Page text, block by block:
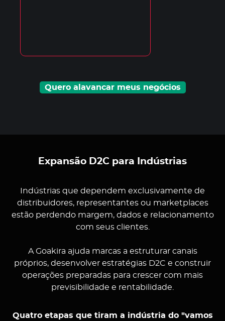
Quero alavancar meus negócios
Expansão D2C para Indústrias
Indústrias que dependem exclusivamente de
distribuidores, representantes ou marketplaces
estão perdendo margem, dados e relacionamento
com seus clientes.
A Goakira ajuda marcas a estruturar canais
próprios, desenvolver estratégias D2C e construir
operações preparadas para crescer com mais
previsibilidade e rentabilidade.
Quatro etapas que tiram a indústria do "vamos